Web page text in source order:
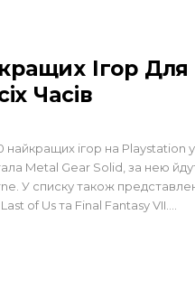
Ігор Для
Часів
ігор на Playstation
Metal Gear Solid, за нею
У списку також
of Us та Final Fantasy VII.…